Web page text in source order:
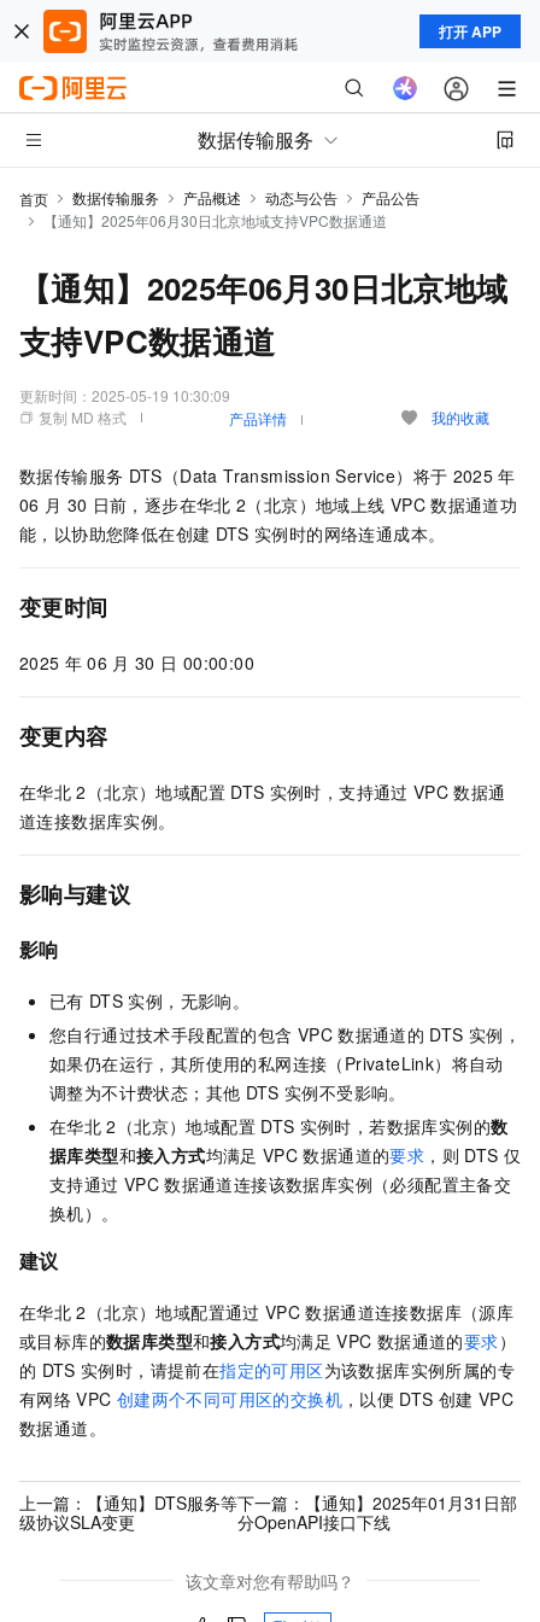
打开 APP
数据传输服务
首页 数据传输服务 产品概述 动态与公告
产品公告
【通知】2025年06月30日北京地域支持VPC数据通道
【通知】2025年06月30日北京地域
支持VPC数据通道
更新时间： 2025-05-19 10:30:09
复制 MD 格式
产品详情 我的收藏
数据传输服务 DTS（Data Transmission Service）将于 2025 年
06 月 30 日前，逐步在华北 2（北京）地域上线 VPC 数据通道功
能，以协助您降低在创建 DTS 实例时的网络连通成本。
变更时间
2025 年 06 月 30 日 00:00:00
变更内容
在华北 2（北京）地域配置 DTS 实例时，支持通过 VPC 数据通
道连接数据库实例。
影响与建议
影响
已有 DTS 实例，无影响。
您自行通过技术手段配置的包含 VPC 数据通道的 DTS 实例，
如果仍在运行，其所使用的私网连接（PrivateLink）将自动
调整为不计费状态；其他 DTS 实例不受影响。
在华北 2（北京）地域配置 DTS 实例时，若数据库实例的数
据库类型和接入方式均满足 VPC 数据通道的要求 ，则 DTS 仅
支持通过 VPC 数据通道连接该数据库实例（必须配置主备交
换机）。
建议
在华北 2（北京）地域配置通过 VPC 数据通道连接数据库（源库
或目标库的数据库类型和接入方式均满足 VPC 数据通道的要求）
的 DTS 实例时，请提前在指定的可用区为该数据库实例所属的专
有网络 VPC 创建两个不同可用区的交换机，以便 DTS 创建 VPC
数据通道。
上一篇：
【通知】DTS服务等
级协议SLA变更
下一篇：
【通知】2025年01月31日部
分OpenAPI接口下线
该文章对您有帮助吗？